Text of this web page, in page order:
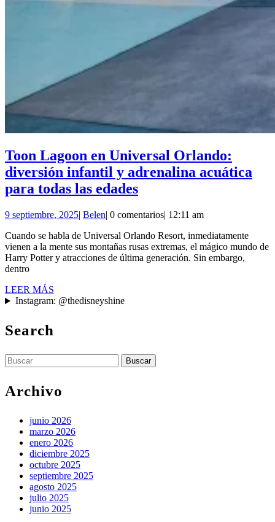
Toon Lagoon en Universal Orlando:
diversión infantil y adrenalina acuática
para todas las edadesToon
en
Universal
Orlando:
para
todas
9 septiembre, 20259
2025
| BelenBelen
| 0 comentarios| 12:11 am
Cuando se habla de Universal Orlando Resort, inmediatamente
vienen a la mente sus montañas rusas extremas, el mágico mundo de
Harry Potter y atracciones de última generación. Sin embargo,
dentro
LEER MÁS
MÁS
Instagram: @thedisneyshine
Search
Buscar:
Archivo
junio 2026
marzo 2026
enero 2026
diciembre 2025
octubre 2025
septiembre 2025
agosto 2025
julio 2025
junio 2025